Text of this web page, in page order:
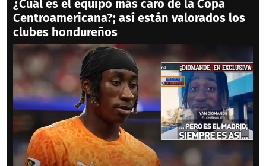
¿Cuál es el equipo más caro de la Copa
Centroamericana?; así están valorados los
clubes hondureños